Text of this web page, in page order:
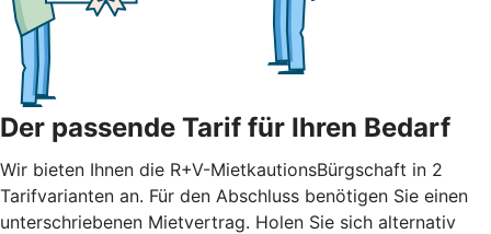
Der passende Tarif für Ihren Bedarf
Wir bieten Ihnen die R+V-MietkautionsBürgschaft in 2
Tarifvarianten an. Für den Abschluss benötigen Sie einen
unterschriebenen Mietvertrag. Holen Sie sich alternativ